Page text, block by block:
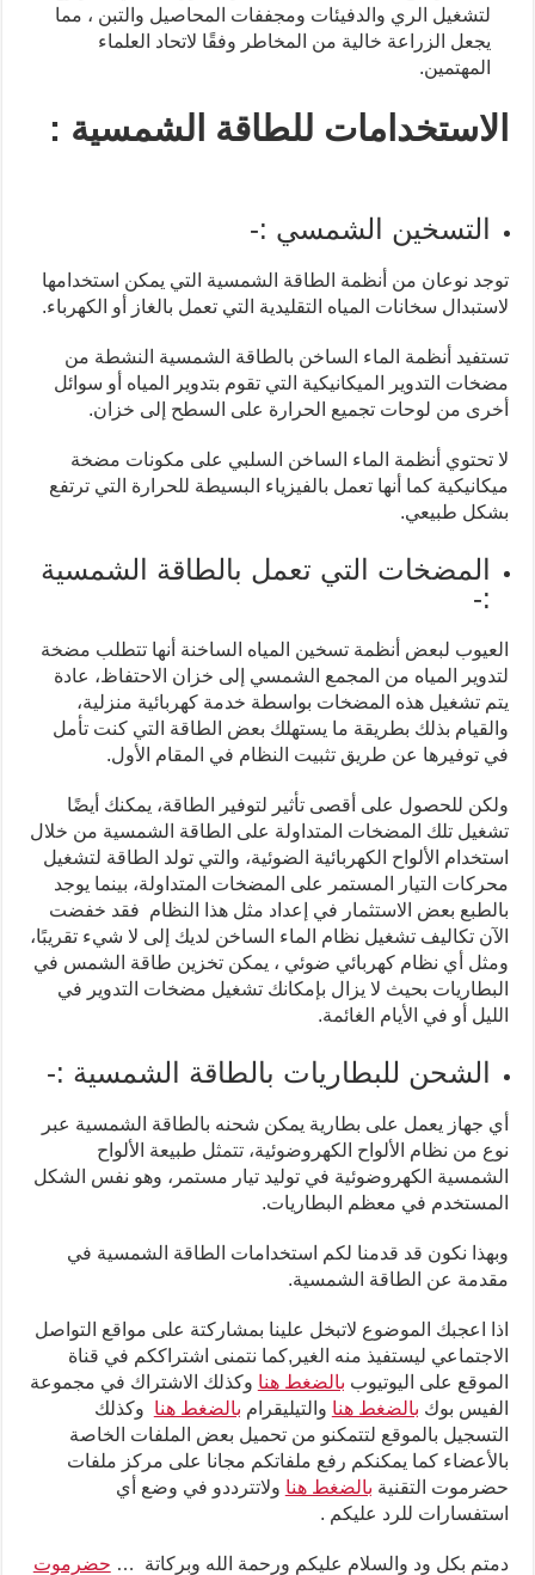
لتشغيل الري والدفيئات ومجففات المحاصيل والتبن ، مما
يجعل الزراعة خالية من المخاطر وفقًا لاتحاد العلماء
المهتمين.
الاستخدامات للطاقة الشمسية :
التسخين الشمسي :-
توجد نوعان من أنظمة الطاقة الشمسية التي يمكن استخدامها
لاستبدال سخانات المياه التقليدية التي تعمل بالغاز أو الكهرباء.
تستفيد أنظمة الماء الساخن بالطاقة الشمسية النشطة من
مضخات التدوير الميكانيكية التي تقوم بتدوير المياه أو سوائل
أخرى من لوحات تجميع الحرارة على السطح إلى خزان.
لا تحتوي أنظمة الماء الساخن السلبي على مكونات مضخة
ميكانيكية كما أنها تعمل بالفيزياء البسيطة للحرارة التي ترتفع
بشكل طبيعي.
المضخات التي تعمل بالطاقة الشمسية
:-
العيوب لبعض أنظمة تسخين المياه الساخنة أنها تتطلب مضخة
لتدوير المياه من المجمع الشمسي إلى خزان الاحتفاظ، عادة
يتم تشغيل هذه المضخات بواسطة خدمة كهربائية منزلية،
والقيام بذلك بطريقة ما يستهلك بعض الطاقة التي كنت تأمل
في توفيرها عن طريق تثبيت النظام في المقام الأول.
ولكن للحصول على أقصى تأثير لتوفير الطاقة، يمكنك أيضًا
تشغيل تلك المضخات المتداولة على الطاقة الشمسية من خلال
استخدام الألواح الكهربائية الضوئية، والتي تولد الطاقة لتشغيل
محركات التيار المستمر على المضخات المتداولة، بينما يوجد
بالطبع بعض الاستثمار في إعداد مثل هذا النظام فقد خفضت
الآن تكاليف تشغيل نظام الماء الساخن لديك إلى لا شيء تقريبًا،
ومثل أي نظام كهربائي ضوئي ، يمكن تخزين طاقة الشمس في
البطاريات بحيث لا يزال بإمكانك تشغيل مضخات التدوير في
الليل أو في الأيام الغائمة.
الشحن للبطاريات بالطاقة الشمسية :-
أي جهاز يعمل على بطارية يمكن شحنه بالطاقة الشمسية عبر
نوع من نظام الألواح الكهروضوئية، تتمثل طبيعة الألواح
الشمسية الكهروضوئية في توليد تيار مستمر، وهو نفس الشكل
المستخدم في معظم البطاريات.
وبهذا نكون قد قدمنا لكم استخدامات الطاقة الشمسية في
مقدمة عن الطاقة الشمسية.
اذا اعجبك الموضوع لاتبخل علينا بمشاركتة على مواقع التواصل
الاجتماعي ليستفيذ منه الغير,كما نتمنى اشتراككم في قناة
الموقع على اليوتيوب بالضغط هناوكذلك الاشتراك في مجموعة
الفيس بوك بالضغط هناوالتيليقرام بالضغط هناوكذلك
التسجيل بالموقع لتتمكنو من تحميل بعض الملفات الخاصة
بالأعضاء كما يمكنكم رفع ملفاتكم مجانا على مركز ملفات
حضرموت التقنية بالضغط هناولاتترددو في وضع أي
استفسارات للرد عليكم .
دمتم بكل ود والسلام عليكم ورحمة الله وبركاتة … حضرموت